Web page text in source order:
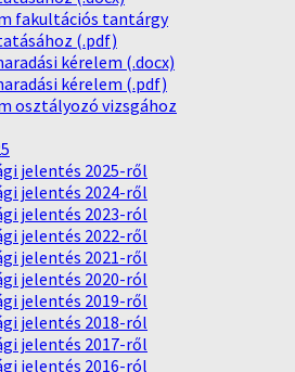
fakultációs tantárgy
(.pdf)
kérelem (.docx)
kérelem (.pdf)
osztályozó vizsgához
jelentés 2025-ről
jelentés 2024-ről
jelentés 2023-ról
jelentés 2022-ről
jelentés 2021-ről
jelentés 2020-ról
jelentés 2019-ről
jelentés 2018-ról
jelentés 2017-ről
jelentés 2016-ról